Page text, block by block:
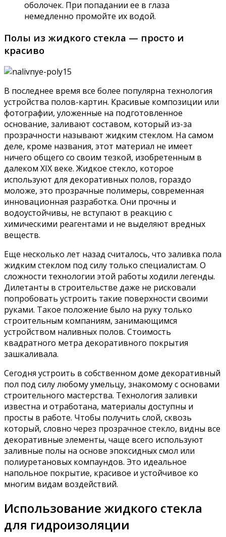
оболочек. При попадании ее в глаза
немедленно промойте их водой.
Полы из жидкого стекла — просто и
красиво
В последнее время все более популярна технология
устройства полов-картин. Красивые композиции или
фотографии, уложенные на подготовленное
основание, заливают составом, который из-за
прозрачности называют жидким стеклом. На самом
деле, кроме названия, этот материал не имеет
ничего общего со своим тезкой, изобретенным в
далеком XIX веке. Жидкое стекло, которое
используют для декоративных полов, гораздо
моложе, это прозрачные полимеры, современная
инновационная разработка. Они прочны и
водоустойчивы, не вступают в реакцию с
химическими реагентами и не выделяют вредных
веществ.
Еще несколько лет назад считалось, что заливка пола
жидким стеклом под силу только специалистам. О
сложности технологии этой работы ходили легенды.
Дилетанты в строительстве даже не рисковали
попробовать устроить такие поверхности своими
руками. Такое положение было на руку только
строительным компаниям, занимающимся
устройством наливных полов. Стоимость
квадратного метра декоративного покрытия
зашкаливала.
Сегодня устроить в собственном доме декоративный
пол под силу любому умельцу, знакомому с основами
строительного мастерства. Технология заливки
известна и отработана, материалы доступны и
просты в работе. Чтобы получить слой, сквозь
который, словно через прозрачное стекло, видны все
декоративные элементы, чаще всего используют
заливные полы на основе эпоксидных смол или
полиуретановых компаундов. Это идеальное
напольное покрытие, красивое и устойчивое ко
многим видам воздействий.
Использование жидкого стекла
для гидроизоляции